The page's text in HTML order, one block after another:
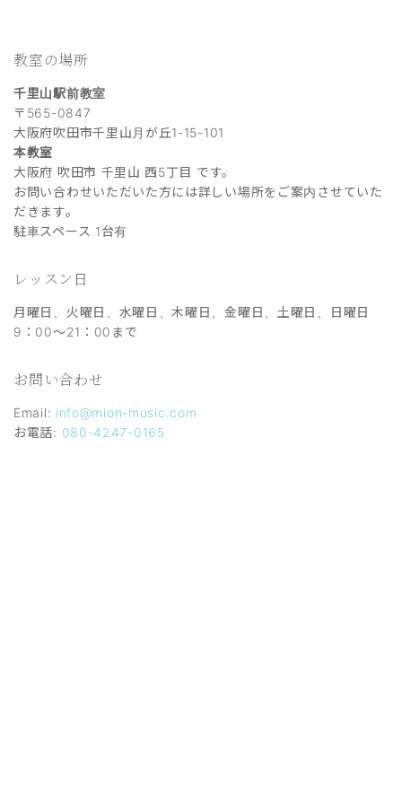
教室の場所
千里山駅前教室
〒565-0847
大阪府吹田市千里山月が丘1-15-101
本教室
大阪府 吹田市 千里山 西5丁目 です。
お問い合わせいただいた方には詳しい場所をご案内させていた
だきます。
駐車スペース 1台有
レッスン日
月曜日、火曜日、水曜日、木曜日、金曜日、土曜日、日曜日
9：00～21：00まで
お問い合わせ
Email: info@mion-music.com
お電話: 080-4247-0165